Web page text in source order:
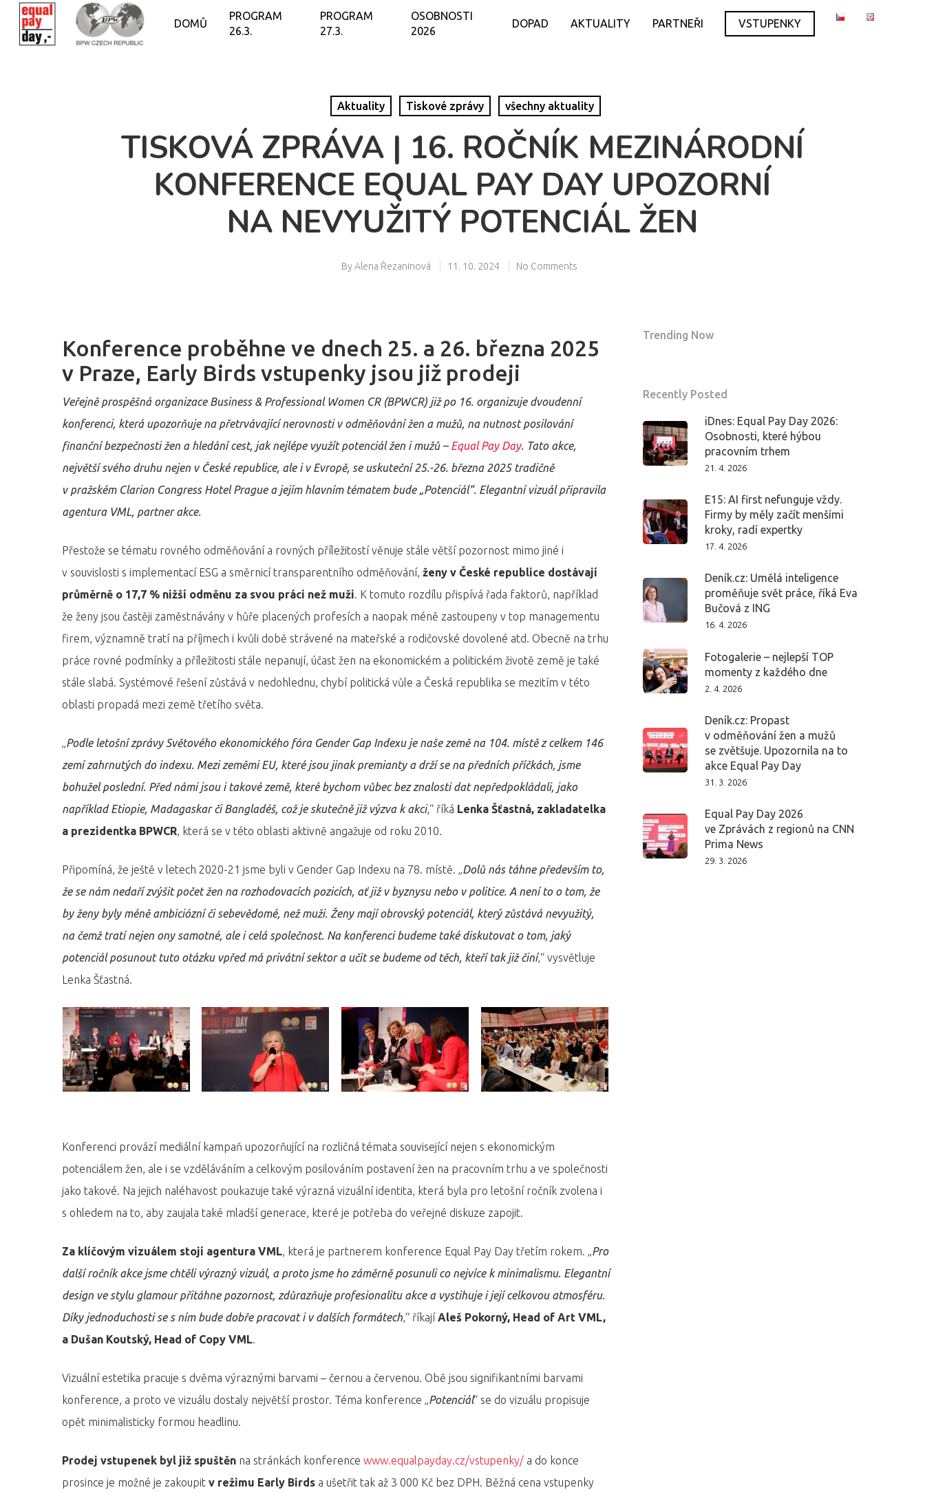
Hit enter to search or ESC to close
DOMŮ
PROGRAM
26.3.
PROGRAM
27.3.
OSOBNOSTI
2026
DOPAD AKTUALITY PARTNEŘI VSTUPENKY
Aktuality Tiskové zprávy všechny aktuality
TISKOVÁ ZPRÁVA | 16. ROČNÍK MEZINÁRODNÍ
KONFERENCE EQUAL PAY DAY UPOZORNÍ
NA NEVYUŽITÝ POTENCIÁL ŽEN
By Alena Řezaninová 11. 10. 2024 No Comments
Konference proběhne ve dnech 25. a 26. března 2025
v Praze, Early Birds vstupenky jsou již prodeji
Veřejně prospěšná organizace Business & Professional Women CR (BPWCR) již po 16. organizuje dvoudenní
konferenci, která upozorňuje na přetrvávající nerovnosti v odměňování žen a mužů, na nutnost posilování
finanční bezpečnosti žen a hledání cest, jak nejlépe využít potenciál žen i mužů –Equal Pay Day. Tato akce,
největší svého druhu nejen v České republice, ale i v Evropě, se uskuteční 25.-26. března 2025 tradičně
v pražském Clarion Congress Hotel Prague a jejím hlavním tématem bude „Potenciál“. Elegantní vizuál připravila
agentura VML, partner akce.
Přestože se tématu rovného odměňování a rovných příležitostí věnuje stále větší pozornost mimo jiné i
v souvislosti s implementací ESG a směrnicí transparentního odměňování, ženy v České republice dostávají
průměrně o 17,7 % nižší odměnu za svou práci než muži. K tomuto rozdílu přispívá řada faktorů, například
že ženy jsou častěji zaměstnávány v hůře placených profesích a naopak méně zastoupeny v top managementu
firem, významně tratí na příjmech i kvůli době strávené na mateřské a rodičovské dovolené atd. Obecně na trhu
práce rovné podmínky a příležitosti stále nepanují, účast žen na ekonomickém a politickém životě země je také
stále slabá. Systémové řešení zůstává v nedohlednu, chybí politická vůle a Česká republika se mezitím v této
oblasti propadá mezi země třetího světa.
„Podle letošní zprávy Světového ekonomického fóra Gender Gap Indexu je naše země na 104. místě z celkem 146
zemí zahrnutých do indexu. Mezi zeměmi EU, které jsou jinak premianty a drží se na předních příčkách, jsme
bohužel poslední. Před námi jsou i takové země, které bychom vůbec bez znalosti dat nepředpokládali, jako
například Etiopie, Madagaskar či Bangladéš, což je skutečně již výzva k akci,“ říká Lenka Šťastná, zakladatelka
a prezidentka BPWCR, která se v této oblasti aktivně angažuje od roku 2010.
Připomíná, že ještě v letech 2020-21 jsme byli v Gender Gap Indexu na 78. místě. „Dolů nás táhne především to,
že se nám nedaří zvýšit počet žen na rozhodovacích pozicích, ať již v byznysu nebo v politice. A není to o tom, že
by ženy byly méně ambiciózní či sebevědomé, než muži. Ženy mají obrovský potenciál, který zůstává nevyužitý,
na čemž tratí nejen ony samotné, ale i celá společnost. Na konferenci budeme také diskutovat o tom, jaký
potenciál posunout tuto otázku vpřed má privátní sektor a učit se budeme od těch, kteří tak již činí,“ vysvětluje
Lenka Šťastná.
Konferenci provází mediální kampaň upozorňující na rozličná témata související nejen s ekonomickým
potenciálem žen, ale i se vzděláváním a celkovým posilováním postavení žen na pracovním trhu a ve společnosti
jako takové. Na jejich naléhavost poukazuje také výrazná vizuální identita, která byla pro letošní ročník zvolena i
s ohledem na to, aby zaujala také mladší generace, které je potřeba do veřejné diskuze zapojit.
Za klíčovým vizuálem stojí agentura VML, která je partnerem konference Equal Pay Day třetím rokem. „Pro
další ročník akce jsme chtěli výrazný vizuál, a proto jsme ho záměrně posunuli co nejvíce k minimalismu. Elegantní
design ve stylu glamour přitáhne pozornost, zdůrazňuje profesionalitu akce a vystihuje i její celkovou atmosféru.
Díky jednoduchosti se s ním bude dobře pracovat i v dalších formátech,“ říkajíAleš Pokorný, Head of Art VML,
a Dušan Koutský, Head of Copy VML.
Vizuální estetika pracuje s dvěma výraznými barvami – černou a červenou. Obě jsou signifikantními barvami
konference, a proto ve vizuálu dostaly největší prostor. Téma konference „Potenciál“ se do vizuálu propisuje
opět minimalisticky formou headlinu.
Prodej vstupenek byl již spuštěn na stránkách konference www.equalpayday.cz/vstupenky/ a do konce
prosince je možné je zakoupit v režimu Early Birds a ušetřit tak až 3 000 Kč bez DPH. Běžná cena vstupenky
Trending Now
Recently Posted
iDnes: Equal Pay Day 2026:
Osobnosti, které hýbou
pracovním trhem
21. 4. 2026
E15: AI first nefunguje vždy.
Firmy by měly začít menšími
kroky, radí expertky
17. 4. 2026
Deník.cz: Umělá inteligence
proměňuje svět práce, říká Eva
Bučová z ING
16. 4. 2026
Fotogalerie – nejlepší TOP
momenty z každého dne
2. 4. 2026
Deník.cz: Propast
v odměňování žen a mužů
se zvětšuje. Upozornila na to
akce Equal Pay Day
31. 3. 2026
Equal Pay Day 2026
ve Zprávách z regionů na CNN
Prima News
29. 3. 2026